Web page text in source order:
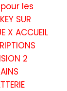
les
SUR
X ACCUEIL
2